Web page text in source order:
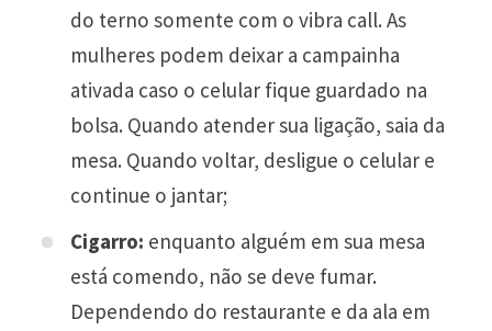
do terno somente com o vibra call. As
mulheres podem deixar a campainha
ativada caso o celular fique guardado na
bolsa. Quando atender sua ligação, saia da
mesa. Quando voltar, desligue o celular e
continue o jantar;
Cigarro: enquanto alguém em sua mesa
está comendo, não se deve fumar.
Dependendo do restaurante e da ala em